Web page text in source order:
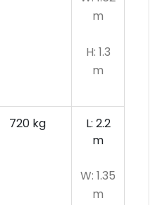
m
H: 1.3
m
720 kg
L: 2.2
m
W: 1.35
m